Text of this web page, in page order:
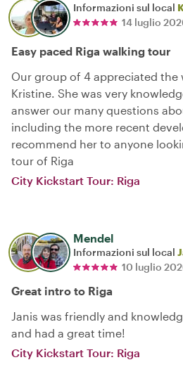
Informazioni sul local
14 luglio
Easy paced Riga walking tour
Our group of 4 appreciated the
Kristine. She was very
answer our many questions
including the more recent
recommend her to anyone
tour of Riga
City Kickstart Tour: Riga
Mendel
Informazioni sul local
10 luglio
Great intro to Riga
Janis was friendly and
and had a great time!
City Kickstart Tour: Riga